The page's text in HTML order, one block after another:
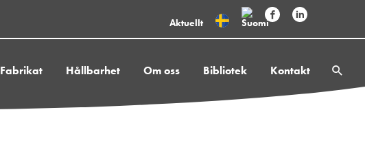
Aktuellt
Fabrikat Hållbarhet Om oss Bibliotek Kontakt